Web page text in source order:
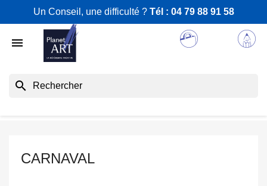
Un Conseil, une difficulté ? Tél : 04 79 88 91 58

search
CARNAVAL